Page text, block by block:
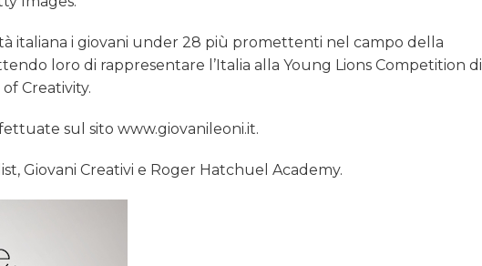
italiana i giovani under 28 più promettenti nel campo della
loro di rappresentare l’Italia alla Young Lions Competition di
Creativity.
sul sito www.giovanileoni.it.
Giovani Creativi e Roger Hatchuel Academy.